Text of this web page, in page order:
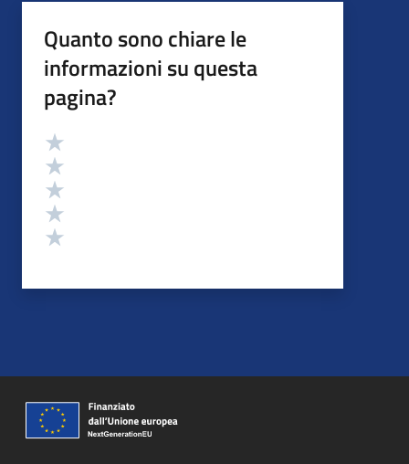
Quanto sono chiare le
informazioni su questa
pagina?
Valutazione